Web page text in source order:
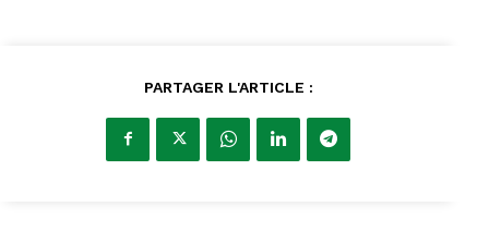
PARTAGER L'ARTICLE :